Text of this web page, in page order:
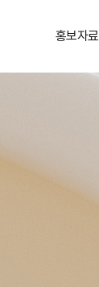
홍보자료